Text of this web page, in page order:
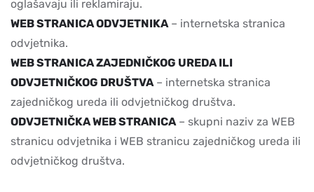
oglašavaju ili reklamiraju.
WEB STRANICA ODVJETNIKA – internetska stranica
odvjetnika.
WEB STRANICA ZAJEDNIČKOG UREDA ILI
ODVJETNIČKOG DRUŠTVA – internetska stranica
zajedničkog ureda ili odvjetničkog društva.
ODVJETNIČKA WEB STRANICA – skupni naziv za WEB
stranicu odvjetnika i WEB stranicu zajedničkog ureda ili
odvjetničkog društva.